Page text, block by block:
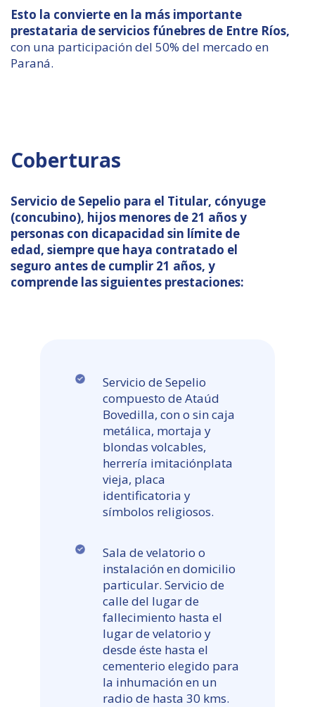
Esto la convierte en la más importante
prestataria de servicios fúnebres de Entre Ríos,
con una participación del 50% del mercado en
Paraná.
Coberturas
Servicio de Sepelio para el Titular, cónyuge
(concubino), hijos menores de 21 años y
personas con dicapacidad sin límite de
edad, siempre que haya contratado el
seguro antes de cumplir 21 años, y
comprende las siguientes prestaciones:
Servicio de Sepelio
compuesto de Ataúd
Bovedilla, con o sin caja
metálica, mortaja y
blondas volcables,
herrería imitaciónplata
vieja, placa
identificatoria y
símbolos religiosos.
Sala de velatorio o
instalación en domicilio
particular. Servicio de
calle del lugar de
fallecimiento hasta el
lugar de velatorio y
desde éste hasta el
cementerio elegido para
la inhumación en un
radio de hasta 30 kms.